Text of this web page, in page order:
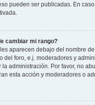
pueden ser publicadas. En
cambiar mi rango?
aparecen debajo del nombre
del foro, e.j. moderadores y
la administración. Por favor, no
esta acción y moderadores o